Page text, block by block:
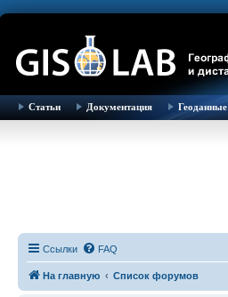
Статьи Документация Геоданные
Ссылки FAQ
На главную Список форумов